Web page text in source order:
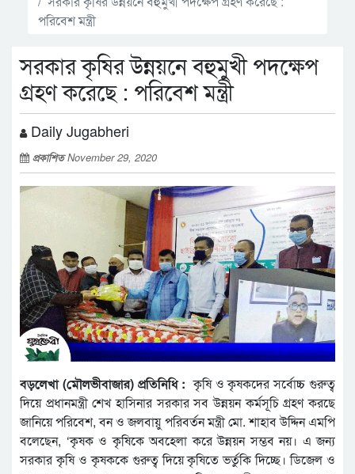
পরিবেশ মন্ত্রী
সরকার কৃষির উন্নয়নে বহুমুখী পদক্ষেপ
গ্রহণ করেছে : পরিবেশ মন্ত্রী
Daily Jugabheri
প্রকাশিতNovember 29, 2020
বড়লেখা (মৌলভীবাজার) প্রতিনিধি :কৃষি ও কৃষকদের সর্বোচ্চ গুরুত্ব
দিয়ে প্রধানমন্ত্রী শেখ হাসিনার সরকার সব উন্নয়ন কর্মসূচি গ্রহণ করছে
জানিয়ে পরিবেশ, বন ও জলবায়ু পরিবর্তন মন্ত্রী মো. শাহাব উদ্দিন এমপি
বলেছেন, ‘কৃষক ও কৃষিকে অবহেলা করে উন্নয়ন সম্ভব নয়। এ জন্য
সরকার কৃষি ও কৃষককে গুরুত্ব দিয়ে কৃষিতে ভর্তুকি দিচ্ছে। ডিজেল ও